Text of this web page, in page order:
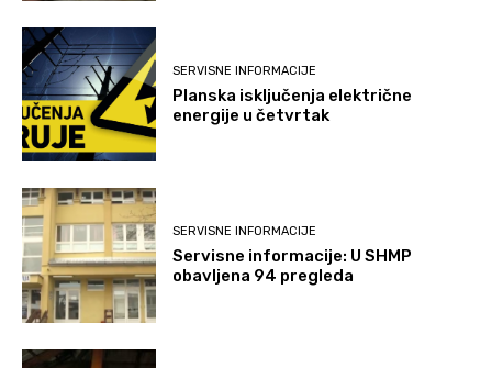
SERVISNE INFORMACIJE
Planska isključenja električne
energije u četvrtak
SERVISNE INFORMACIJE
Servisne informacije: U SHMP
obavljena 94 pregleda